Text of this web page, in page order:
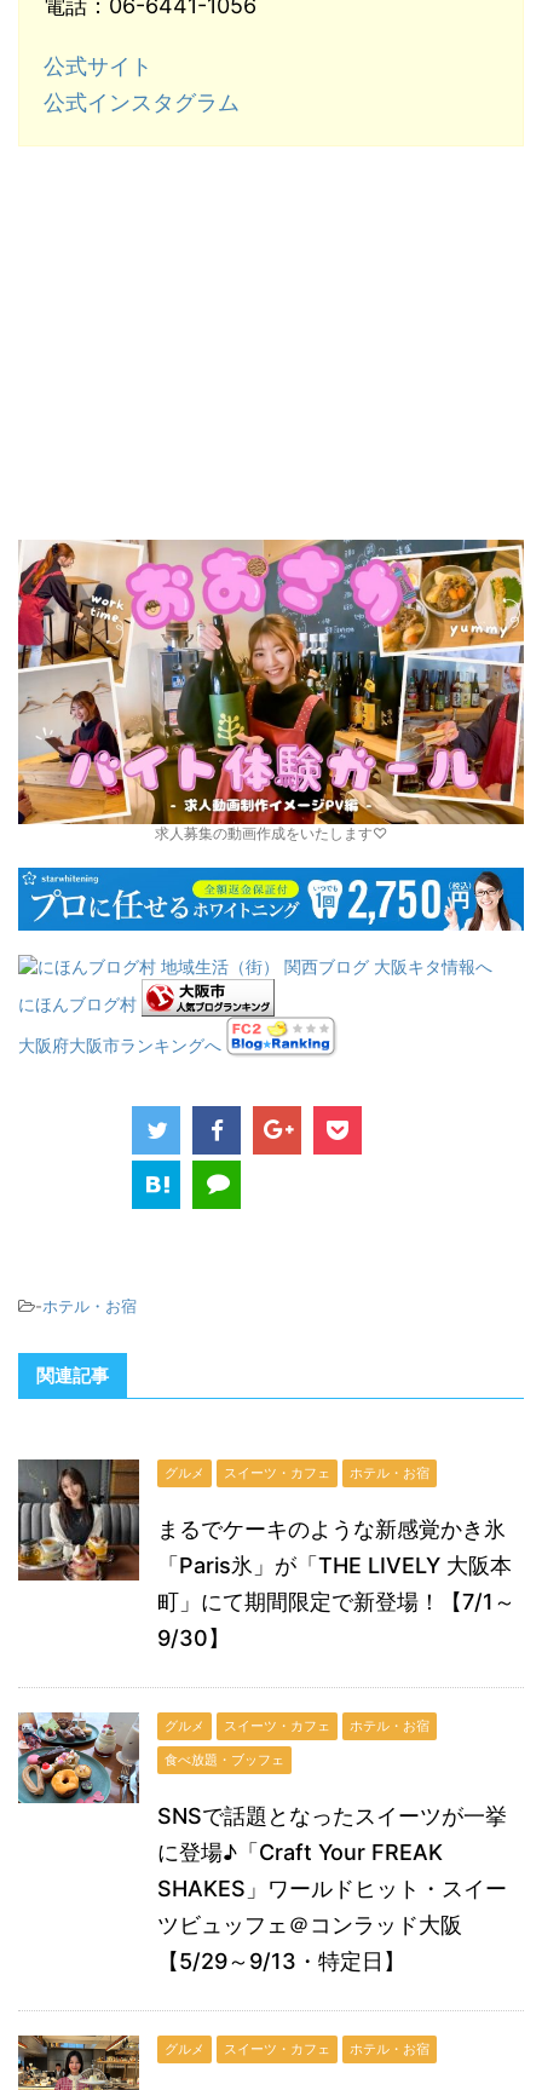
電話：06-6441-1056
公式サイト
公式インスタグラム
求人募集の動画作成をいたします♡
にほんブログ村
大阪府大阪市ランキングへ
-ホテル・お宿
関連記事
グルメ スイーツ・カフェ ホテル・お宿
まるでケーキのような新感覚かき氷
「Paris氷」が「THE LIVELY 大阪本
町」にて期間限定で新登場！【7/1～
9/30】
グルメ スイーツ・カフェ
ホテル・お宿
食べ放題・ブッフェ
SNSで話題となったスイーツが一挙
に登場♪「Craft Your FREAK
SHAKES」ワールドヒット・スイー
ツビュッフェ＠コンラッド大阪
【5/29～9/13・特定日】
グルメ スイーツ・カフェ ホテル・お宿